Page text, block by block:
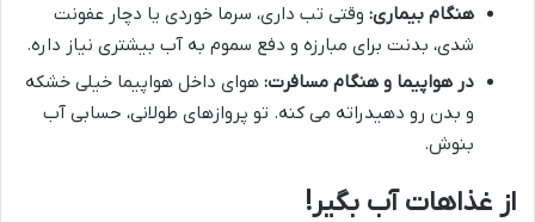
هنگام بیماری: وقتی تب داری، سرما خوردی یا دچار عفونت
شدی، بدنت برای مبارزه و دفع سموم به آب بیشتری نیاز داره.
در هواپیما و هنگام مسافرت: هوای داخل هواپیما خیلی خشکه
و بدن رو دهیدراته می کنه. تو پروازهای طولانی، حسابی آب
بنوش.
از غذاهات آب بگیر!